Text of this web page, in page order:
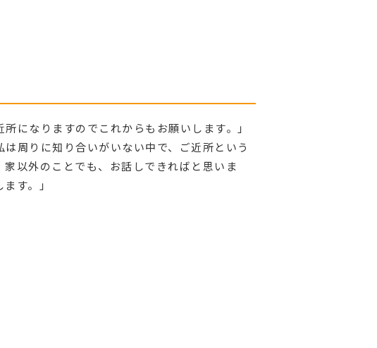
になりますのでこれからもお願いします。」
周りに知り合いがいない中で、ご近所という
家以外のことでも、お話しできればと思いま
す。」